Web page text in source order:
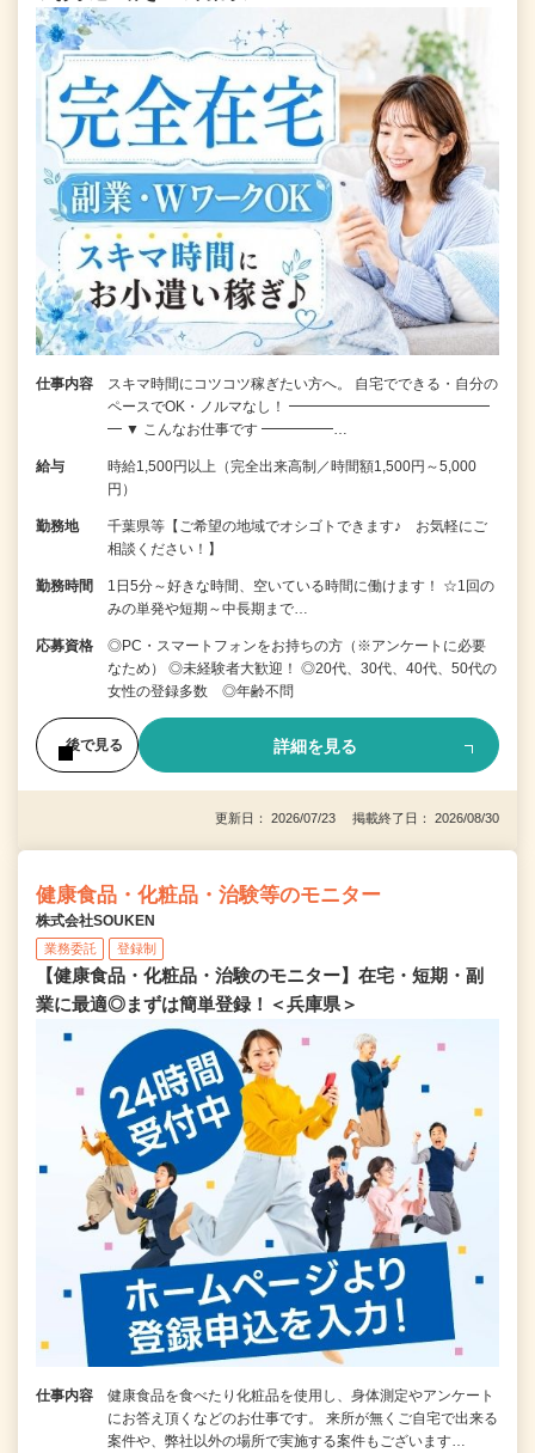
仕事内容
スキマ時間にコツコツ稼ぎたい方へ。 自宅でできる・自分の
ペースでOK・ノルマなし！ ━━━━━━━━━━━━━━
━ ▼ こんなお仕事です ━━━━━…
給与
時給1,500円以上（完全出来高制／時間額1,500円～5,000
円）
勤務地
千葉県等【ご希望の地域でオシゴトできます♪ お気軽にご
相談ください！】
勤務時間
1日5分～好きな時間、空いている時間に働けます！ ☆1回の
みの単発や短期～中長期まで…
応募資格
◎PC・スマートフォンをお持ちの方（※アンケートに必要
なため） ◎未経験者大歓迎！ ◎20代、30代、40代、50代の
女性の登録多数 ◎年齢不問
後で見る 詳細を見る
更新日： 2026/07/23 掲載終了日： 2026/08/30
健康食品・化粧品・治験等のモニター
株式会社SOUKEN
業務委託 登録制
【健康食品・化粧品・治験のモニター】在宅・短期・副
業に最適◎まずは簡単登録！＜兵庫県＞
仕事内容
健康食品を食べたり化粧品を使用し、身体測定やアンケート
にお答え頂くなどのお仕事です。 来所が無くご自宅で出来る
案件や、弊社以外の場所で実施する案件もございます…